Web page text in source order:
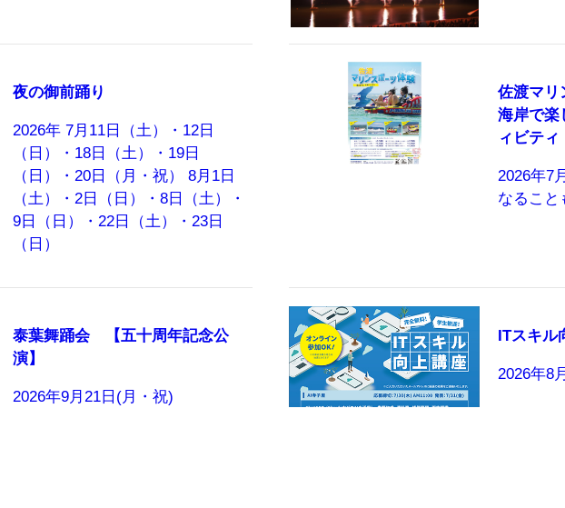
夜の御前踊り
2026年 7月11日（土）・12日
（日）・18日（土）・19日
（日）・20日（月・祝） 8月1日
（土）・2日（日）・8日（土）・
9日（日）・22日（土）・23日
（日）
佐渡マリ
海岸で楽
ィビティ
2026年7
なること
泰葉舞踊会 【五十周年記念公
演】
2026年9月21日(月・祝)
ITスキル
2026年8